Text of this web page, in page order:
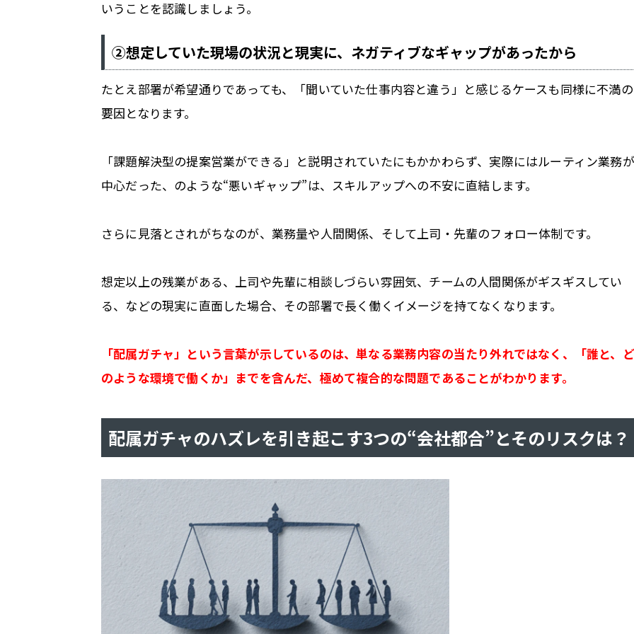
いうことを認識しましょう。
②想定していた現場の状況と現実に、ネガティブなギャップがあったから
たとえ部署が希望通りであっても、「聞いていた仕事内容と違う」と感じるケースも同様に不満の
要因となります。
「課題解決型の提案営業ができる」と説明されていたにもかかわらず、実際にはルーティン業務が
中心だった、のような“悪いギャップ”は、スキルアップへの不安に直結します。
さらに見落とされがちなのが、業務量や人間関係、そして上司・先輩のフォロー体制です。
想定以上の残業がある、上司や先輩に相談しづらい雰囲気、チームの人間関係がギスギスしてい
る、などの現実に直面した場合、その部署で長く働くイメージを持てなくなります。
「配属ガチャ」という言葉が示しているのは、単なる業務内容の当たり外れではなく、「誰と、ど
のような環境で働くか」までを含んだ、極めて複合的な問題であることがわかります。
配属ガチャのハズレを引き起こす3つの“会社都合”とそのリスクは？